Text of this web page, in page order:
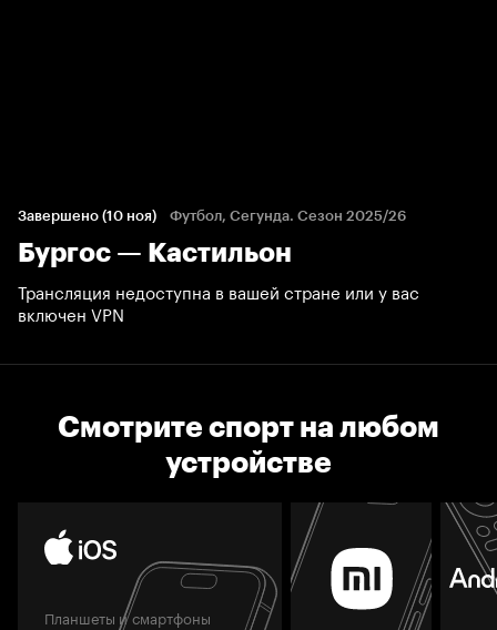
Завершено (10 ноя) Футбол, Сегунда. Сезон 2025/26
Бургос — Кастильон
Трансляция недоступна в вашей стране или у вас
включен VPN
Смотрите спорт на любом
устройстве
Планшеты и смартфоны